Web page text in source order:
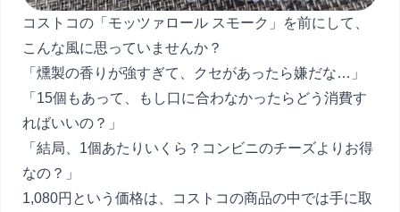
コストコの「モッツァロール スモーク」を前にして、
こんな風に思っていませんか？
「燻製の香りが強すぎて、クセがあったら嫌だな…」
「15個もあって、もし口に合わなかったらどう消費す
ればいいの？」
「結局、1個あたりいくら？コンビニのチーズよりお得
なの？」
1,080円という価格は、コストコの商品の中では手に取